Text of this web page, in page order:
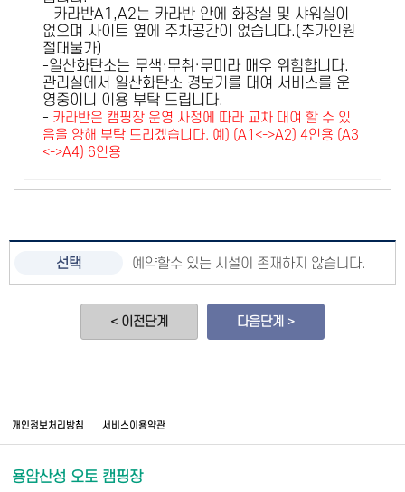
- 카라반A1,A2는 카라반 안에 화장실 및 샤워실이
없으며 사이트 옆에 주차공간이 없습니다.(추가인원
절대불가)
-일산화탄소는 무색·무취·무미라 매우 위험합니다.
관리실에서 일산화탄소 경보기를 대여 서비스를 운
영중이니 이용 부탁 드립니다.
- 카라반은 캠핑장 운영 사정에 따라 교차 대여 할 수 있
음을 양해 부탁 드리겠습니다. 예) (A1<->A2) 4인용 (A3
<->A4) 6인용
예약할수 있는 시설이 존재하지 않습니다.
< 이전단계 다음단계 >
개인정보처리방침 서비스이용약관
용암산성 오토 캠핑장